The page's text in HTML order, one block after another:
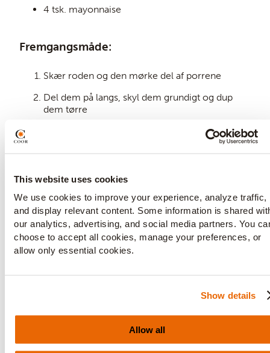
This website uses cookies
We use cookies to improve your experience, analyze traffic,
and display relevant content. Some information is shared
our analytics, advertising, and social media partners. You
choose to accept all cookies, manage your preferences, or
allow only essential cookies.
Show details
Allow all
4 tsk. mayonnaise
Fremgangsmåde:
Skær roden og den mørke del af porrene
Del dem på langs, skyl dem grundigt og dup
dem tørre
Skær roden af forårsløgene, fjern det yderste
gyldne/brændte
Skru ned for varmen og lad det simre i 6-8
minutter
Læg herefter porrer og forårsløg på et stykke
bagepapir og i køleskab
Forvarm ovnen til 195°C almindelig ovn